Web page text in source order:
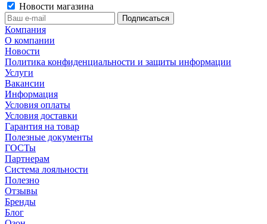
Новости магазина
Компания
О компании
Новости
Политика конфиденциальности и защиты информации
Услуги
Вакансии
Информация
Условия оплаты
Условия доставки
Гарантия на товар
Полезные документы
ГОСТы
Партнерам
Система лояльности
Полезно
Отзывы
Бренды
Блог